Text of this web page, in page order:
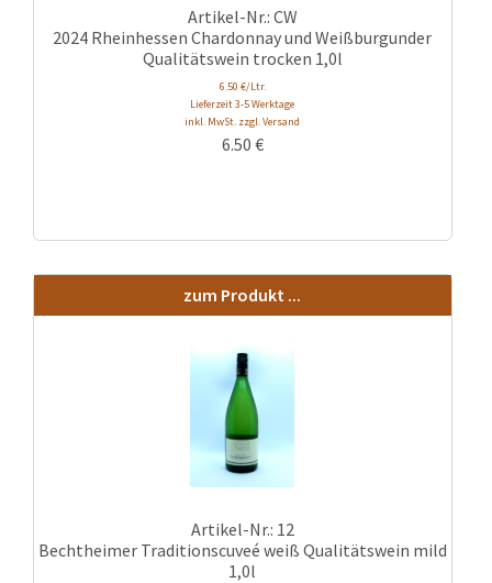
Artikel-Nr.: CW
2024 Rheinhessen Chardonnay und Weißburgunder
Qualitätswein trocken 1,0l
6.50 €/Ltr.
Lieferzeit 3-5 Werktage
inkl. MwSt. zzgl. Versand
6.50 €
Artikel-Nr.: 12
Bechtheimer Traditionscuveé weiß Qualitätswein mild
1,0l
zum Produkt ...